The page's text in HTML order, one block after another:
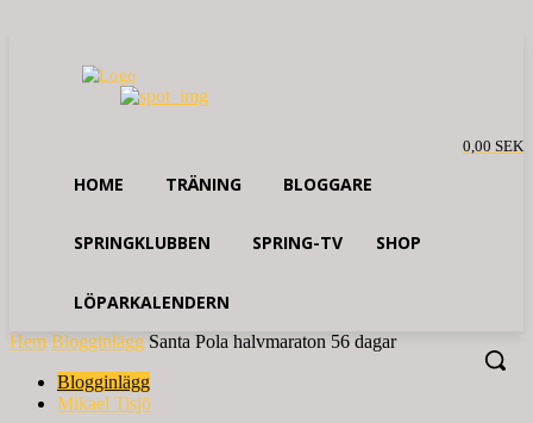
0,00 SEK
HOME TRÄNING BLOGGARE
SPRINGKLUBBEN SPRING-TV SHOP
LÖPARKALENDERN
Hem Blogginlägg Santa Pola halvmaraton 56 dagar
Blogginlägg
Mikael Tisjö